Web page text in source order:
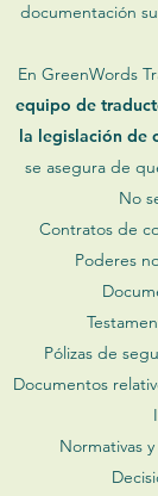
documentación
En GreenWords
equipo de
la legislación de
se asegura de
No
Contratos de
Poderes
Pólizas de
Documentos
Normativas